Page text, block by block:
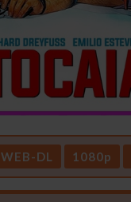
WEB-DL 1080p